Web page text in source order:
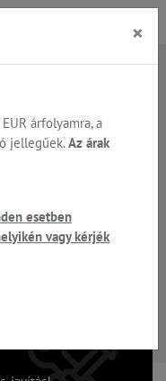
található!
×
árfolyamra, a
jellegűek. Az árak
esetben
vagy kérjék